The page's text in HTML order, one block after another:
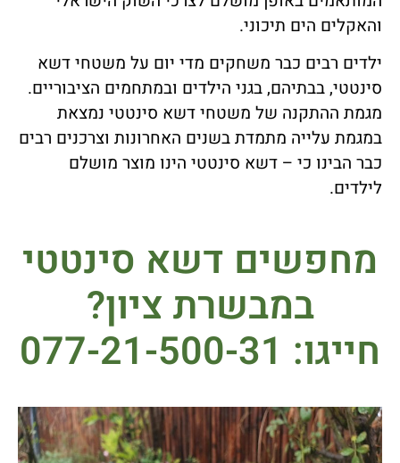
והאקלים הים תיכוני.
ילדים רבים כבר משחקים מדי יום על משטחי דשא
סינטטי, בבתיהם, בגני הילדים ובמתחמים הציבוריים.
מגמת ההתקנה של משטחי דשא סינטטי נמצאת
במגמת עלייה מתמדת בשנים האחרונות וצרכנים רבים
כבר הבינו כי – דשא סינטטי הינו מוצר מושלם
לילדים.
מחפשים דשא סינטטי
במבשרת ציון?
חייגו: 077-21-500-31